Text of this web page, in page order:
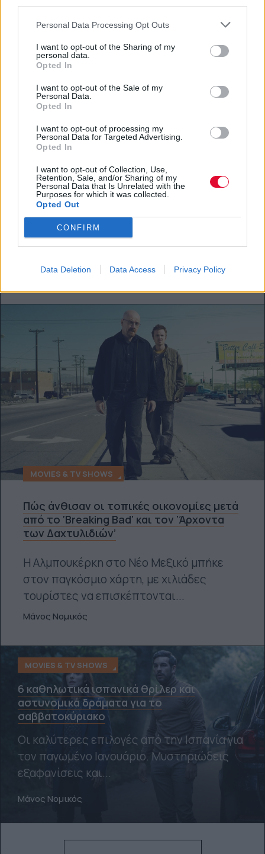
Personal Data Processing Opt Outs
I want to opt-out of the Sharing of my
personal data.
Opted In
I want to opt-out of the Sale of my
Personal Data.
Opted In
I want to opt-out of processing my
Personal Data for Targeted Advertising.
Opted In
I want to opt-out of Collection, Use,
Retention, Sale, and/or Sharing of my
Personal Data that Is Unrelated with the
Purposes for which it was collected.
Opted Out
CONFIRM
Data Deletion Data Access Privacy Policy
MOVIES & TV SHOWS
Τι βλέπουμε μετά το ΡΙΦΙΦΙ; 6 κλασικές
ταινίες με ληστείες τραπεζών και
διαμαντιών
Από τον Αλέν Ντελόν μέχρι τον Ντένζελ
Ουάσινγκτον, τον Στάνλεϊ Κιούμπρικ και
Μάνος Νομικός
MOVIES & TV SHOWS
Πώς άνθισαν οι τοπικές οικονομίες μετά
από το ‘Breaking Bad’ και τον ‘Άρχοντα
των Δαχτυλιδιών’
Η Αλμπουκέρκη στο Νέο Μεξικό μπήκε
στον παγκόσμιο χάρτη, με χιλιάδες
τουρίστες να επισκέπτονται...
Μάνος Νομικός
MOVIES & TV SHOWS
6 καθηλωτικά ισπανικά θρίλερ και
αστυνομικά δράματα για το
σαββατοκύριακο
Οι καλύτερες επιλογές από την Ισπανία για
τον παγωμένο Ιανουάριο. Μυστηριώδεις
εξαφανίσεις και...
Μάνος Νομικός